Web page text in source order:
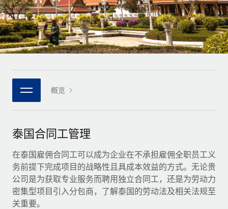
基础设施
Remote Embedded
将人力资源无缝融入工作流程
团队的内置核心人力资源功能
连接 新的
使用我们的 MCP 将任何人工智能工具与 Remote 平台相连
借助核心业务工具简化流程
服务
咨询专家
获得全球人力资源与合规方面的专家帮助
中型市场
通过定制化人力资源解决方案扩展团队
企业
与我们携手合作
战略技术合作伙伴
与我们共探合作机遇
Remote Build 即将推出
集成与人工智能自动化咨询
研究与指引
案例研究
人力资源术语表
核对表和模板
职位描述库
网络研讨会
活动
新闻室
薪金与人才洞察
洞察中心
Deutsch
Español
Italiano
Português (Portugal)
日本語
한국어
中文（简体）
概览
泰国合同工管理
在泰国雇佣合同工可以成为企业在不承担雇佣全职员工义
务前提下完成项目的战略性且具成本效益的方式。无论贵
公司是为获取专业服务而聘用独立合同工，还是为劳动力
密集型项目引入分包商，了解泰国的劳动法及相关法规至
关重要。